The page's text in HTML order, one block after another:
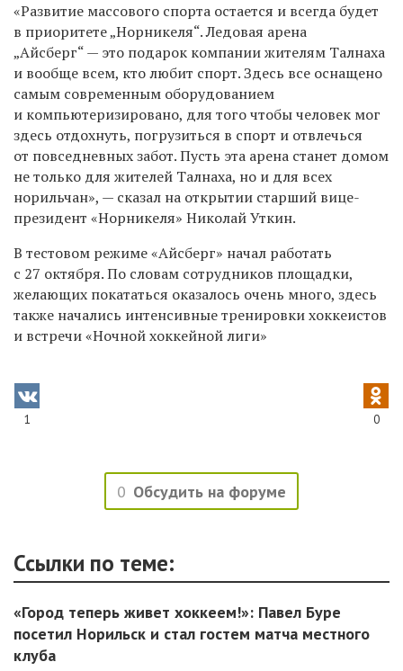
«Развитие массового спорта остается и всегда будет
в приоритете „Норникеля“. Ледовая арена
„Айсберг“ — это подарок компании жителям Талнаха
и вообще всем, кто любит спорт. Здесь все оснащено
самым современным оборудованием
и компьютеризировано, для того чтобы человек мог
здесь отдохнуть, погрузиться в спорт и отвлечься
от повседневных забот. Пусть эта арена станет домом
не только для жителей Талнаха, но и для всех
норильчан», — сказал на открытии старший вице-
президент «Норникеля» Николай Уткин.
В тестовом режиме «Айсберг» начал работать
с 27 октября. По словам сотрудников площадки,
желающих покататься оказалось очень много, здесь
также начались интенсивные тренировки хоккеистов
и встречи «Ночной хоккейной лиги»
1 0
0 Обсудить на форуме
Ссылки по теме:
«Город теперь живет хоккеем!»: Павел Буре
посетил Норильск и стал гостем матча местного
клуба